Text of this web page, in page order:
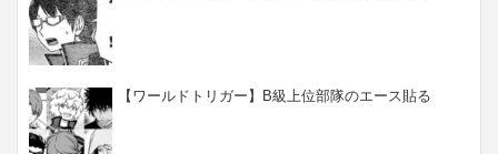
【ワールドトリガー】B級上位部隊のエース貼る